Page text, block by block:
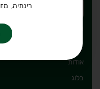
ניווט מהיר
דף הבית
אודות
בלוג
רינתיה,